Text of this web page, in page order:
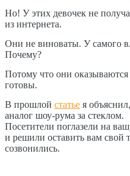
Но! У этих девочек не
из интернета.
Они не виноваты. У самого
Почему?
Потому что они
готовы.
В прошлой статье я
аналог шоу-рума за стеклом.
Посетители поглазели на
и решили оставить вам свой
созвонились.